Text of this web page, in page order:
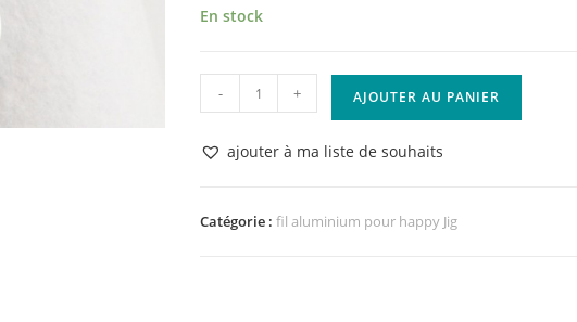
En stock
quantité
de
Fil
Aluminium
3mètres
- + AJOUTER AU PANIER
ajouter à ma liste de souhaits
Catégorie :fil aluminium pour happy Jig